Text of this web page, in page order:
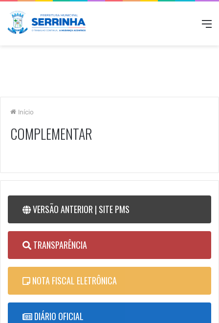
Início
COMPLEMENTAR
VERSÃO ANTERIOR | SITE PMS
TRANSPARÊNCIA
NOTA FISCAL ELETRÔNICA
DIÁRIO OFICIAL